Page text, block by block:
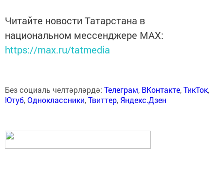
Читайте новости Татарстана в
национальном мессенджере MАХ:
https://max.ru/tatmedia
Без социаль челтәрләрдә: Телеграм, ВКонтакте,ТикТок,
Ютуб,Одноклассники,Твиттер, Яндекс.Дзен